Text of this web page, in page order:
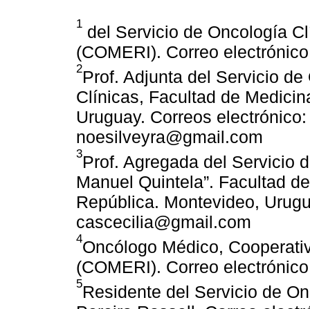
1 del Servicio de Oncología
(COMERI). Correo
2Prof. Adjunta del Servicio
Clínicas, Facultad de
Uruguay. Correos
noesilveyra@gmail.com
3Prof. Agregada del Servicio
Manuel Quintela”. Facultad
República. Montevideo,
cascecilia@gmail.com
4Oncólogo Médico,
(COMERI). Correo
5Residente del Servicio de